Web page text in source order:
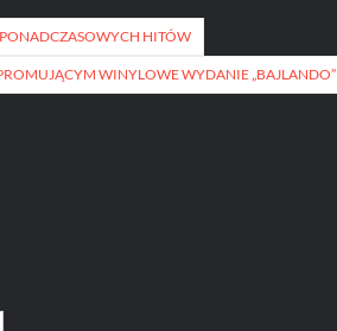
HITÓW
WINYLOWE WYDANIE „BAJLANDO”